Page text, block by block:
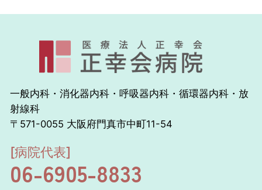
一般内科・消化器内科・呼吸器内科・循環器内科・放
射線科
〒571-0055 大阪府門真市中町11-54
[病院代表]
06-6905-8833